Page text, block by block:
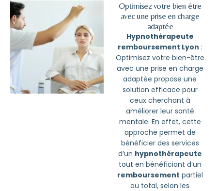
Optimisez votre bien-être
avec une prise en charge
adaptée
Hypnothérapeute
remboursement Lyon :
Optimisez votre bien-être
avec une prise en charge
adaptée propose une
solution efficace pour
ceux cherchant à
améliorer leur santé
mentale. En effet, cette
approche permet de
bénéficier des services
d’un hypnothérapeute
tout en bénéficiant d’un
remboursement partiel
ou total, selon les